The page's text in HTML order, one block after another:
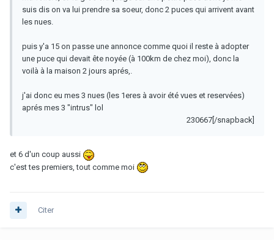
suis dis on va lui prendre sa soeur, donc 2 puces qui arrivent avant
les nues.
puis y'a 15 on passe une annonce comme quoi il reste à adopter
une puce qui devait ête noyée (à 100km de chez moi), donc la
voilà à la maison 2 jours aprés,.
j'ai donc eu mes 3 nues (les 1eres à avoir été vues et reservées)
aprés mes 3 "intrus" lol
230667[/snapback]
et 6 d'un coup aussi
c'est tes premiers, tout comme moi
Citer